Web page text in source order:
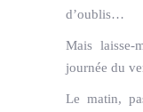
d’oublis…
Mais laisse-
journée du
Le matin,